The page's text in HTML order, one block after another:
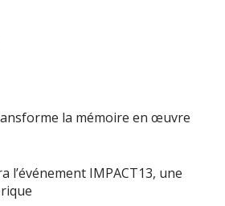
la mémoire en œuvre
l’événement IMPACT13, une